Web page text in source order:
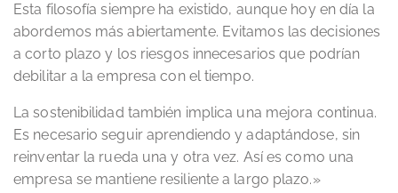
Esta filosofía siempre ha existido, aunque hoy en día la
abordemos más abiertamente. Evitamos las decisiones
a corto plazo y los riesgos innecesarios que podrían
debilitar a la empresa con el tiempo.
La sostenibilidad también implica una mejora continua.
Es necesario seguir aprendiendo y adaptándose, sin
reinventar la rueda una y otra vez. Así es como una
empresa se mantiene resiliente a largo plazo.»